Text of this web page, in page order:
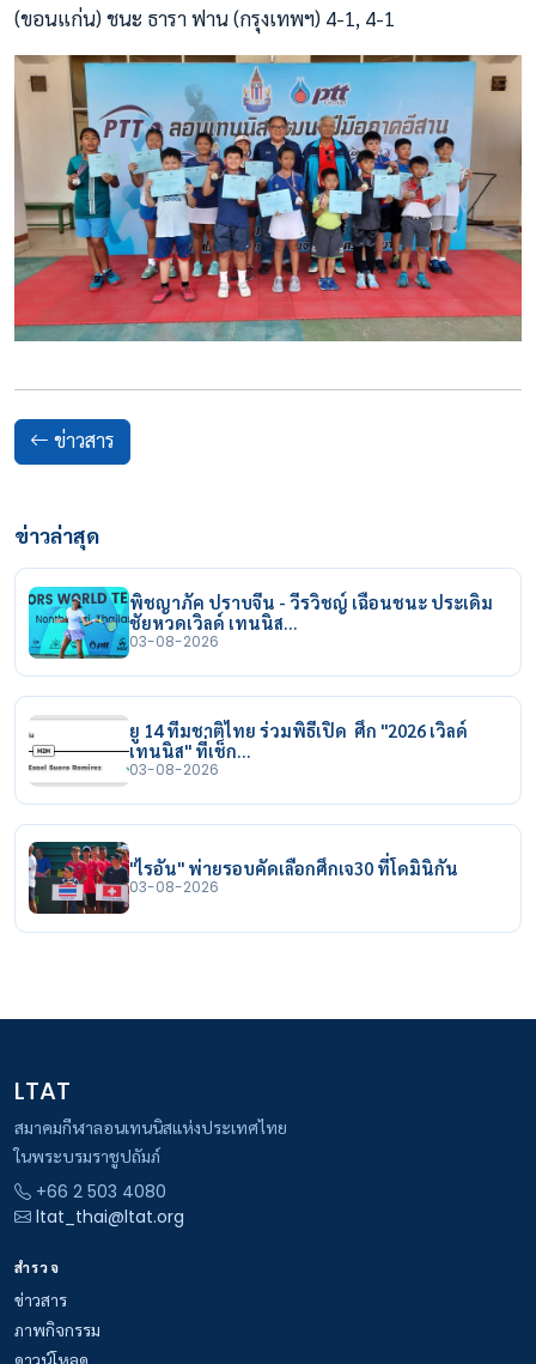
(ขอนแก่น) ชนะ ธารา ฟาน (กรุงเทพฯ) 4-1, 4-1
ข่าวสาร
ข่าวล่าสุด
พิชญาภัค ปราบจีน - วีรวิชญ์ เฉือนชนะ ประเดิม
ชัยหวดเวิลด์ เทนนิส…
03-08-2026
ยู 14 ทีมชาติไทย ร่วมพิธีเปิด ศึก "2026 เวิลด์
เทนนิส" ที่เช็ก…
03-08-2026
"ไรอัน" พ่ายรอบคัดเลือกศึกเจ30 ที่โดมินิกัน
03-08-2026
LTAT
สมาคมกีฬาลอนเทนนิสแห่งประเทศไทย
ในพระบรมราชูปถัมภ์
+66 2 503 4080
ltat_thai@ltat.org
สำรวจ
ข่าวสาร
ภาพกิจกรรม